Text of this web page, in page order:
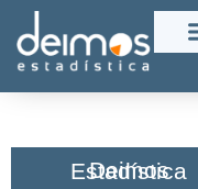
Deimos Estadística​